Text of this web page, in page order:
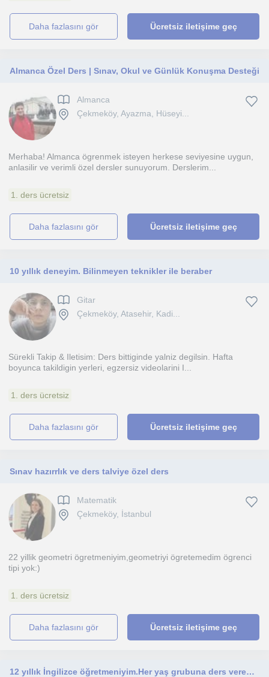
daha fazlasını gör Ücretsiz iletişime geç
Almanca Özel Ders | Sınav, Okul ve Günlük Konuşma Desteği
Almanca
Çekmeköy, Ayazma, Hüseyi...
Merhaba! Almanca ögrenmek isteyen herkese seviyesine uygun,
anlasilir ve verimli özel dersler sunuyorum. Derslerim...
1. ders ücretsiz
daha fazlasını gör Ücretsiz iletişime geç
10 yıllık deneyim. Bilinmeyen teknikler ile beraber
Gitar
Çekmeköy, Atasehir, Kadi...
Sürekli Takip & Iletisim: Ders bittiginde yalniz degilsin. Hafta
boyunca takildigin yerleri, egzersiz videolarini I...
1. ders ücretsiz
daha fazlasını gör Ücretsiz iletişime geç
Sınav hazırrlık ve ders talviye özel ders
Matematik
Çekmeköy, İstanbul
22 yillik geometri ögretmeniyim,geometriyi ögretemedim ögrenci
tipi yok:)
1. ders ücretsiz
daha fazlasını gör Ücretsiz iletişime geç
12 yıllık İngilizce öğretmeniyim.Her yaş grubuna ders verebilirim.